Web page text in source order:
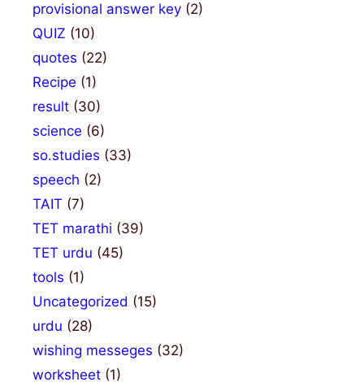
provisional answer key (2)
QUIZ (10)
quotes (22)
Recipe (1)
result (30)
science (6)
so.studies (33)
speech (2)
TAIT (7)
TET marathi (39)
TET urdu (45)
tools (1)
Uncategorized (15)
urdu (28)
wishing messeges (32)
worksheet (1)